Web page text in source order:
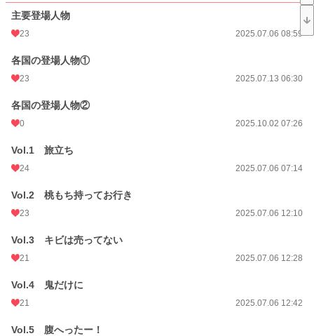
話数 179
更新日時
初回公開日時 2025.07.06 07:14
週間ポイント
月間ポイント 14 pt (1,877 位)
累計ポイント 21,944 pt (1,192 位)
主要登場人物
23 2025.07.06 08:59
各国の登場人物①
23 2025.07.13 06:30
各国の登場人物②
0 2025.10.02 07:26
Vol.1 旅立ち
24 2025.07.06 07:14
Vol.2 桃もち持ってお行き
23 2025.07.06 12:10
Vol.3 キビは売ってない
21 2025.07.06 12:28
Vol.4 鬼だけに
21 2025.07.06 12:42
Vol.5 腹へったー！